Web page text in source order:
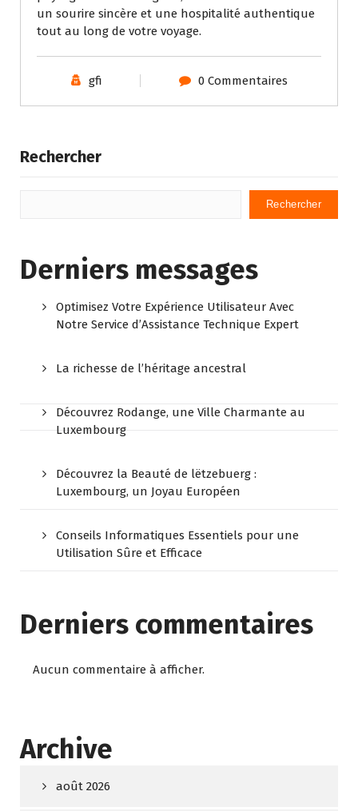
un sourire sincère et une hospitalité authentique
tout au long de votre voyage.
gfi 0 Commentaires
Rechercher
Rechercher
Derniers messages
Optimisez Votre Expérience Utilisateur Avec
Notre Service d’Assistance Technique Expert
La richesse de l’héritage ancestral
Découvrez Rodange, une Ville Charmante au
Luxembourg
Découvrez la Beauté de lëtzebuerg :
Luxembourg, un Joyau Européen
Conseils Informatiques Essentiels pour une
Utilisation Sûre et Efficace
Derniers commentaires
Aucun commentaire à afficher.
Archive
août 2026